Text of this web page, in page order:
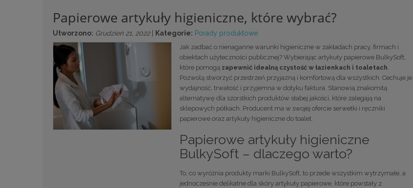
Papierowe artykuły higieniczne, które wybrać?
Utworzono: Grudzień 21, 2022 Kategorie: Porady produktowe
Jak zadbać o nienaganne warunki higieniczne w zakładach pracy, firmach i
obiektach użyteczności publicznej? Wybierając artykuły papierowe BulkySoft,
które pomogą zapewnić idealną czystość w łazienkach i toaletach
Pozwolą stworzyć przestrzeń przyjazną i komfortową dla wszystkich. Cechuje je
wydajność, trwałość i przyjemna w dotyku faktura. Stanowią znakomitą
alternatywę dla szorstkich produktów słabej jakości, które zalegają na
sklepowych półkach. Producent ma w swojej ofercie serwetki i ręczniki
papierowe oraz artykuły higieniczne do toalet.
Papierowe artykuły higieniczne
BulkySoft – dlaczego warto?
To, co wyróżnia produkty marki BulkySoft, to przede wszystkim wytrzymałe, a
jednocześnie delikatne dla skóry artykuły papierowe, które powstały z